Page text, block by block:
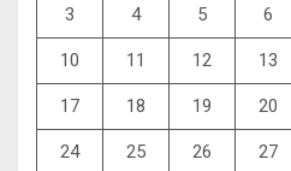
3 4 5 6
10 11 12 13
17 18 19 20
24 25 26 27